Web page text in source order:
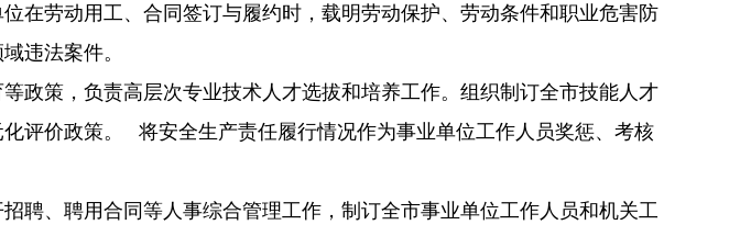
在劳动用工、合同签订与履约时，载明劳动保护、劳动条件和职业危害防
违法案件。
策，负责高层次专业技术人才选拔和培养工作。组织制订全市技能人才
评价政策。 将安全生产责任履行情况作为事业单位工作人员奖惩、考核
、聘用合同等人事综合管理工作，制订全市事业单位工作人员和机关工